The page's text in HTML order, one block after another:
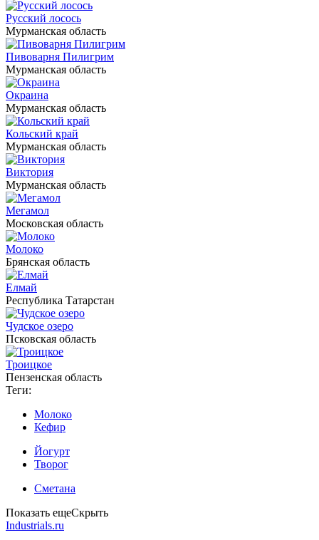
Русский лосось
Мурманская область
Пивоварня Пилигрим
Мурманская область
Окраина
Мурманская область
Кольский край
Мурманская область
Виктория
Мурманская область
Мегамол
Московская область
Молоко
Брянская область
Елмай
Республика Татарстан
Чудское озеро
Псковская область
Троицкое
Пензенская область
Теги:
Молоко
Кефир
Йогурт
Творог
Сметана
Показать ещеСкрыть
Industrials.ru